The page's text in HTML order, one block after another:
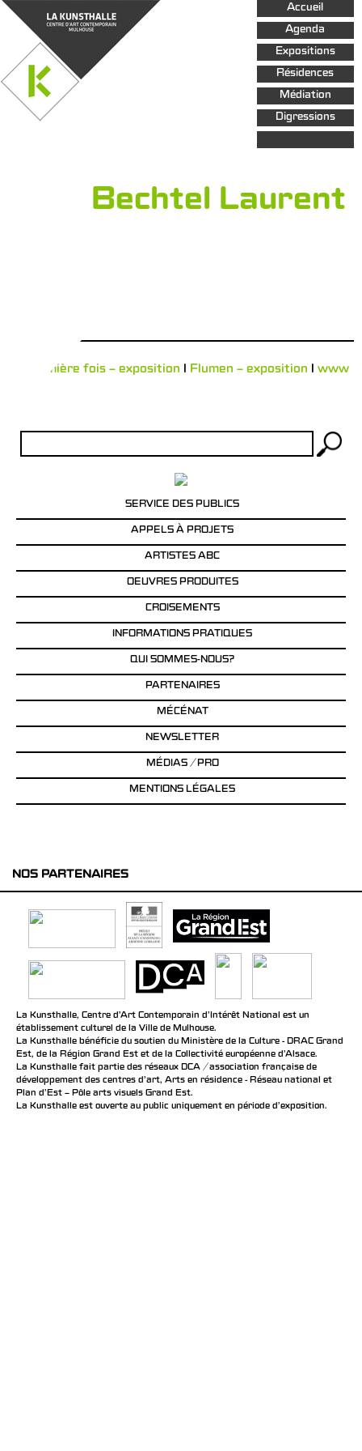
Aller au
contenu
principal
Accueil
Agenda
Expositions
Résidences
Médiation
Digressions
Bechtel Laurent
La première fois – exposition l Flumen – exposition l www
SERVICE DES PUBLICS
APPELS À PROJETS
ARTISTES ABC
OEUVRES PRODUITES
CROISEMENTS
INFORMATIONS PRATIQUES
QUI SOMMES-NOUS?
PARTENAIRES
MÉCÉNAT
NEWSLETTER
MÉDIAS / PRO
MENTIONS LÉGALES
NOS PARTENAIRES
La Kunsthalle, Centre d’Art Contemporain d’Intérêt National est un
établissement culturel de la Ville de Mulhouse.
La Kunsthalle bénéficie du soutien du Ministère de la Culture - DRAC Grand
Est, de la Région Grand Est et de la Collectivité européenne d’Alsace.
La Kunsthalle fait partie des réseaux DCA / association française de
développement des centres d'art, Arts en résidence - Réseau national et
Plan d’Est – Pôle arts visuels Grand Est.
La Kunsthalle est ouverte au public uniquement en période d'exposition.